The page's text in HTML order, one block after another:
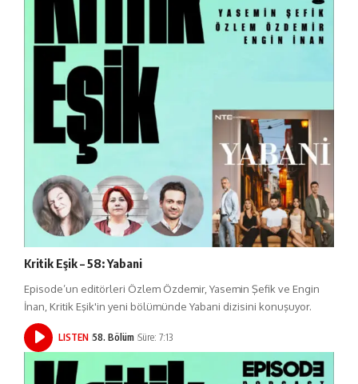
Kritik Eşik – 58: Yabani
Episode’un editörleri Özlem Özdemir, Yasemin Şefik ve Engin
İnan, Kritik Eşik'in yeni bölümünde Yabani dizisini konuşuyor.
LISTEN 58. Bölüm Süre: 7:13